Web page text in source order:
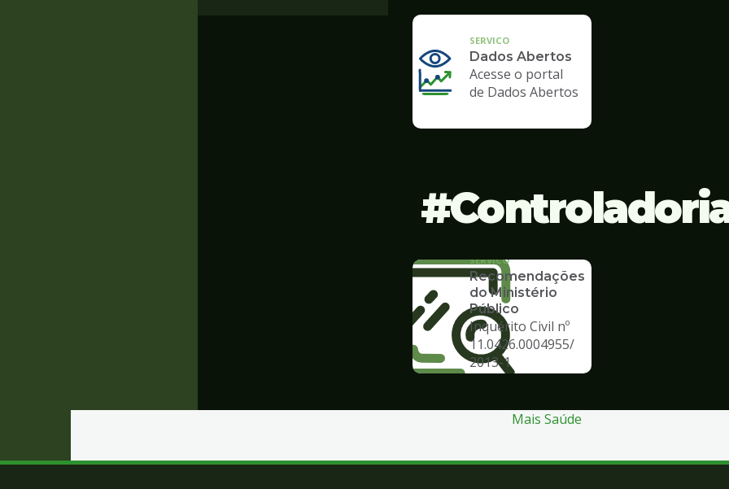
SERVICO
Dados Abertos
Acesse o portal
de Dados Abertos
SERVICO
Recomendações
do Ministério
Público
Inquérito Civil nº
11.0426.0004955/
2013-1
Mais Saúde